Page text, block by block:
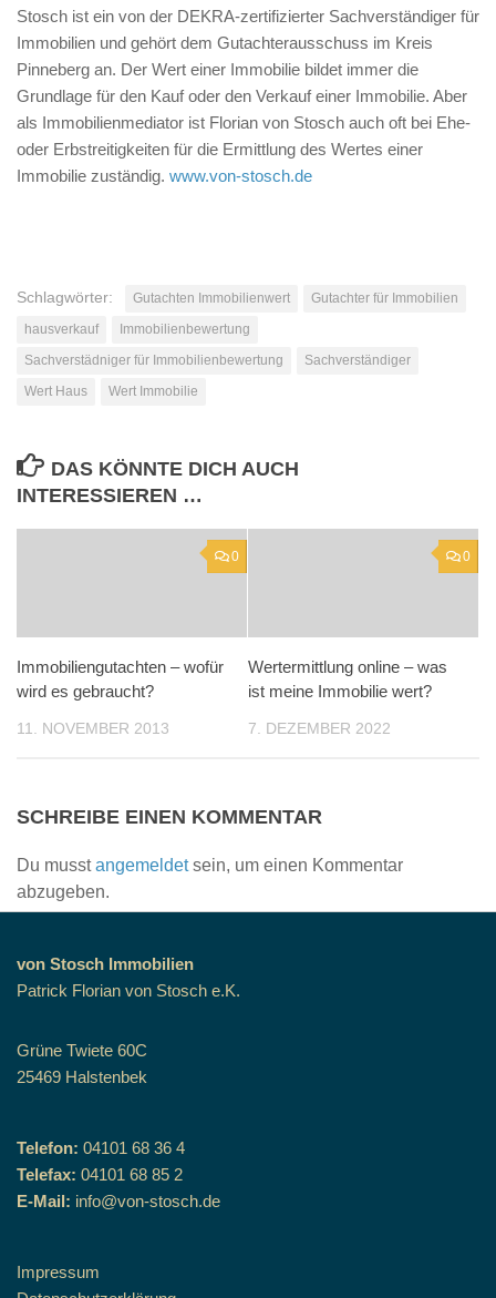
Stosch ist ein von der DEKRA-zertifizierter Sachverständiger für
Immobilien und gehört dem Gutachterausschuss im Kreis
Pinneberg an. Der Wert einer Immobilie bildet immer die
Grundlage für den Kauf oder den Verkauf einer Immobilie. Aber
als Immobilienmediator ist Florian von Stosch auch oft bei Ehe-
oder Erbstreitigkeiten für die Ermittlung des Wertes einer
Immobilie zuständig. www.von-stosch.de
Schlagwörter: Gutachten Immobilienwert
Gutachter für Immobilien
hausverkauf
Immobilienbewertung
Sachverstädniger für Immobilienbewertung
Sachverständiger
Wert Haus
Wert Immobilie
DAS KÖNNTE DICH AUCH
INTERESSIEREN …
0
Immobiliengutachten – wofür
wird es gebraucht?
11. NOVEMBER 2013
0
Wertermittlung online – was
ist meine Immobilie wert?
7. DEZEMBER 2022
SCHREIBE EINEN KOMMENTAR
Du musstangemeldetsein, um einen Kommentar
abzugeben.
von Stosch Immobilien
Patrick Florian von Stosch e.K.
Grüne Twiete 60C
25469 Halstenbek
Telefon: 04101 68 36 4
Telefax: 04101 68 85 2
E-Mail: info@von-stosch.de
Impressum